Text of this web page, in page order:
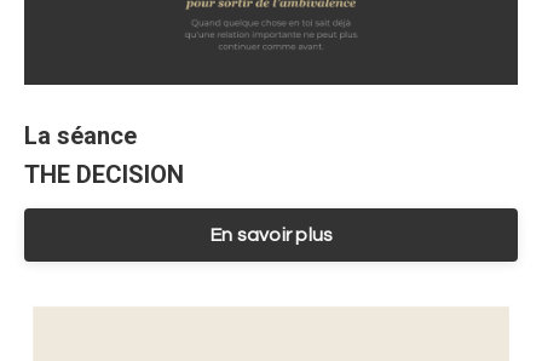
La séance
THE DECISION
En savoir plus